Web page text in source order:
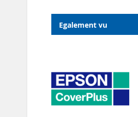
Egalement vu